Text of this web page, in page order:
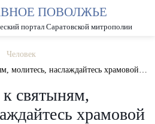
ШРИФТА А А
ПОВОЛЖЬЕ
портал Саратовской митрополии
Человек
наслаждайтесь храмовой тишиной»
к святыням,
храмовой